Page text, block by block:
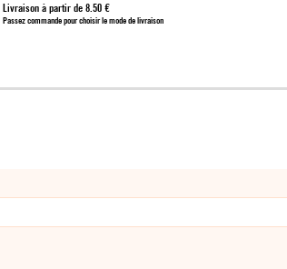
Livraison à partir de 8.50 €
Passez commande pour choisir le mode de livraison